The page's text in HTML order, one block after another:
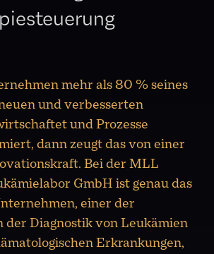
mehr als80 %seines
und verbesserten
und Prozesse
dann zeugt das von einer
Bei der MLL
GmbH ist genau das
einer der
Diagnostik von Leukämien
Erkrankungen,